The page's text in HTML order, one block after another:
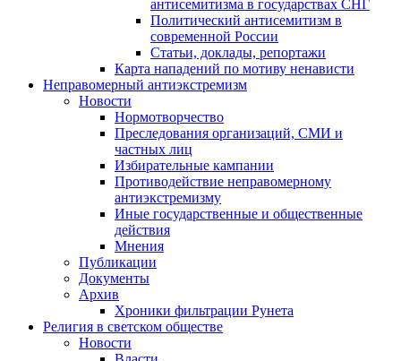
антисемитизма в государствах СНГ
Политический антисемитизм в
современной России
Статьи, доклады, репортажи
Карта нападений по мотиву ненависти
Неправомерный антиэкстремизм
Новости
Нормотворчество
Преследования организаций, СМИ и
частных лиц
Избирательные кампании
Противодействие неправомерному
антиэкстремизму
Иные государственные и общественные
действия
Мнения
Публикации
Документы
Архив
Хроники фильтрации Рунета
Религия в светском обществе
Новости